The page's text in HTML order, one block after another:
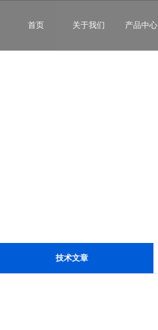
首页 关于我们 产品中心
技术文章